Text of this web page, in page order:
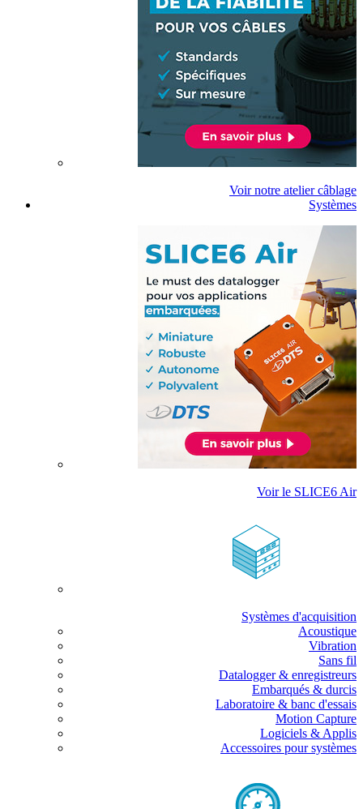
Voir notre atelier câblage
Systèmes
Voir le SLICE6 Air
Systèmes d'acquisition
Acoustique
Vibration
Sans fil
Datalogger & enregistreurs
Embarqués & durcis
Laboratoire & banc d'essais
Motion Capture
Logiciels & Applis
Accessoires pour systèmes